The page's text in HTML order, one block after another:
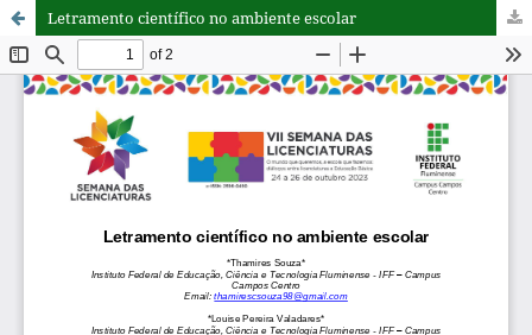
Letramento científico no ambiente escolar